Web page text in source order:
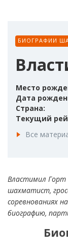
БИОГРАФИИ
Место
Дата
Страна:
Текущий
Все
Властимил Горт
шахматист,
соревнованиях
биографию,